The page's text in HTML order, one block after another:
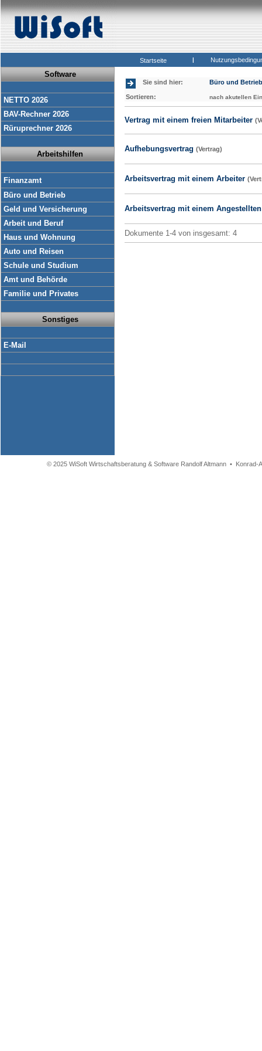
Startseite |
Software
NETTO 2026
BAV-Rechner 2026
Rüruprechner 2026
Arbeitshilfen
Finanzamt
Büro und Betrieb
Geld und Versicherung
Arbeit und Beruf
Haus und Wohnung
Auto und Reisen
Schule und Studium
Amt und Behörde
Familie und Privates
Sonstiges
E-Mail
Sie sind hier: Büro und Betrieb
Sortieren: nach akutellen
Vertrag mit einem freien Mitarbeiter
Aufhebungsvertrag (Vertrag)
Arbeitsvertrag mit einem Arbeiter
Arbeitsvertrag mit einem
Dokumente 1-4 von insgesamt: 4
© 2025 WiSoft Wirtschaftsberatung & Software Randolf Altmann •